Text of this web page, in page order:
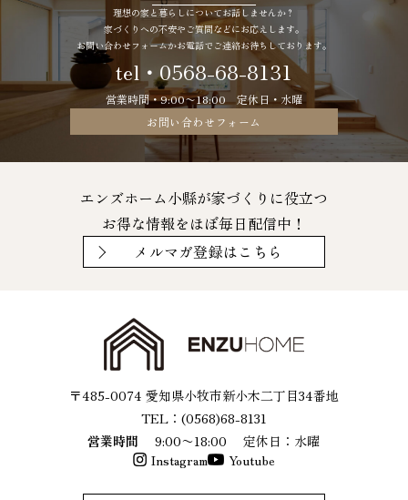
理想の家と暮らしについてお話しませんか？
家づくりへの不安やご質問などにお応えします。
お問い合わせフォームかお電話でご連絡お待ちしております。
tel・0568-68-8131
営業時間・9:00〜18:00 定休日・水曜
お問い合わせフォーム
エンズホーム小縣が家づくりに役立つ
お得な情報をほぼ毎日配信中！
メルマガ登録はこちら
〒485-0074 愛知県小牧市新小木二丁目34番地
TEL：(0568)68-8131
営業時間
9:00〜18:00
定休日：水曜
Instagram
Youtube